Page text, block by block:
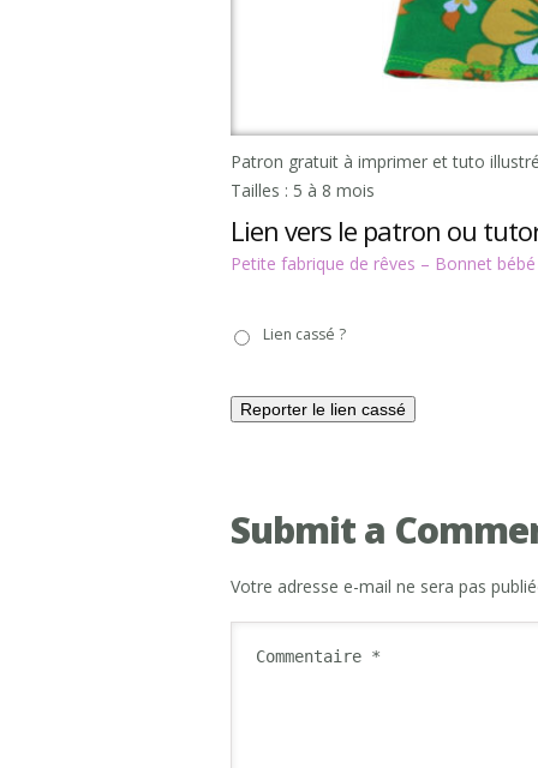
Patron gratuit à imprimer et tuto
Tailles : 5 à 8 mois
Lien vers le patron ou
Petite fabrique de rêves – Bonnet
casséLien cassé ?
Submit a
Votre adresse e-mail ne sera pas